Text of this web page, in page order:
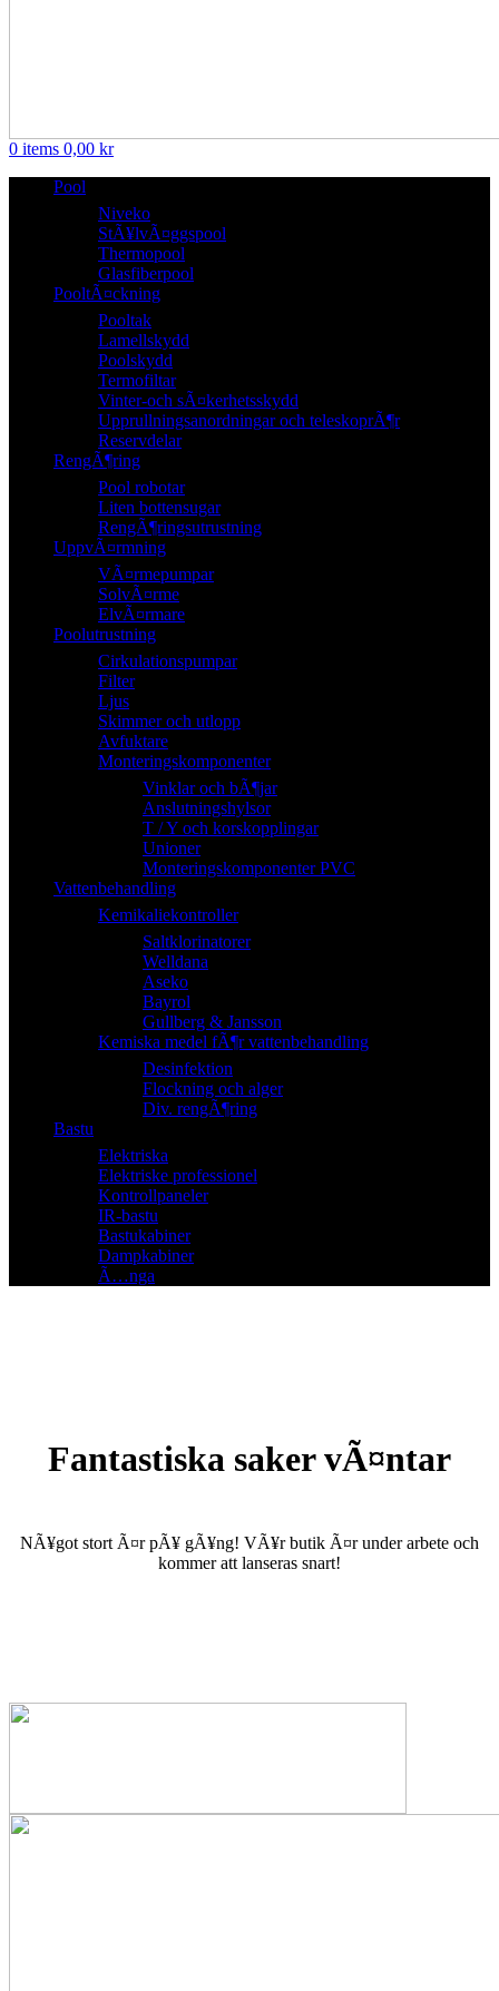
0 items 0,00 kr
Pool
Niveko
StÃ¥lvÃ¤ggspool
Thermopool
Glasfiberpool
PooltÃ¤ckning
Pooltak
Lamellskydd
Poolskydd
Termofiltar
Vinter-och sÃ¤kerhetsskydd
Upprullningsanordningar och teleskoprÃ¶r
Reservdelar
RengÃ¶ring
Pool robotar
Liten bottensugar
RengÃ¶ringsutrustning
UppvÃ¤rmning
VÃ¤rmepumpar
SolvÃ¤rme
ElvÃ¤rmare
Poolutrustning
Cirkulationspumpar
Filter
Ljus
Skimmer och utlopp
Avfuktare
Monteringskomponenter
Vinklar och bÃ¶jar
Anslutningshylsor
T / Y och korskopplingar
Unioner
Monteringskomponenter PVC
Vattenbehandling
Kemikaliekontroller
Saltklorinatorer
Welldana
Aseko
Bayrol
Gullberg & Jansson
Kemiska medel fÃ¶r vattenbehandling
Desinfektion
Flockning och alger
Div. rengÃ¶ring
Bastu
Elektriska
Elektriske professionel
Kontrollpaneler
IR-bastu
Bastukabiner
Dampkabiner
Ã…nga
Fantastiska saker vÃ¤ntar
NÃ¥got stort Ã¤r pÃ¥ gÃ¥ng! VÃ¥r butik Ã¤r under arbete och
kommer att lanseras snart!